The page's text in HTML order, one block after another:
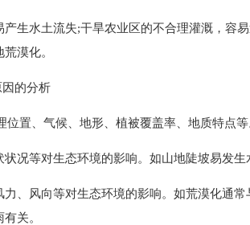
生水土流失;干旱农业区的不合理灌溉，容
漠化。
的分析
置、气候、地形、植被覆盖率、地质特点等
况等对生态环境的影响。如山地陡坡易发生
、风向等对生态环境的影响。如荒漠化通
关。